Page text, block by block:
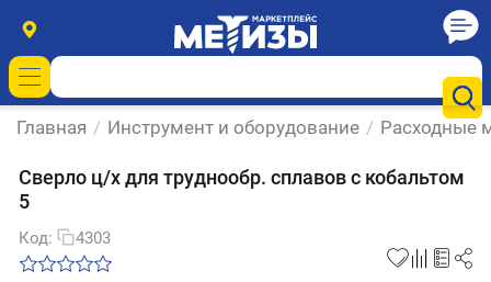
Главная / Инструмент и оборудование / Расходные
Сверло ц/х для труднообр. сплавов с кобальтом
5
Код: 4303